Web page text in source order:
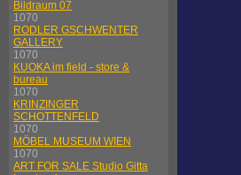
Bildraum 07
1070
RODLER GSCHWENTER
GALLERY
1070
KUOKA im field - store &
bureau
1070
KRINZINGER
SCHOTTENFELD
1070
MÖBEL MUSEUM WIEN
1070
ART FOR SALE Studio Gitta